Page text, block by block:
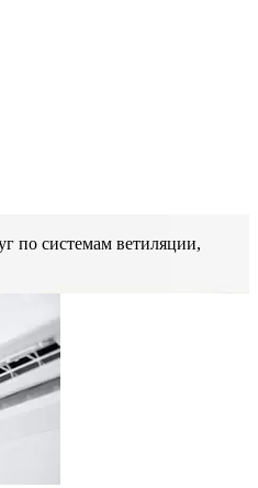
по системам ветиляции,